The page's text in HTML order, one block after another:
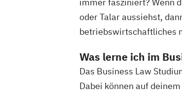
oder Talar aussiehst,
betriebswirtschaftliches
Was lerne ich im
Das Business Law
Dabei können auf